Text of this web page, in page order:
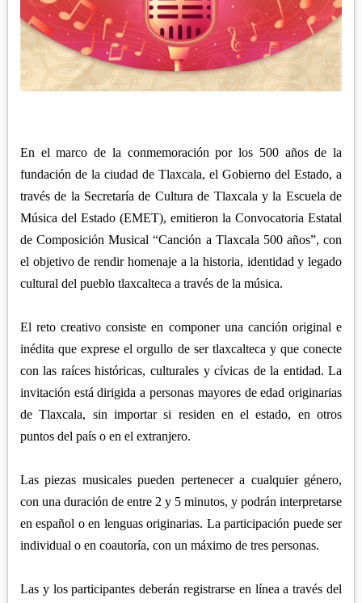
ZITLALTEPEC
TERRENATE
TLAXCO
XALOZTOC
CHIAUTEMPAN
CONTLA
PANOTLA
ZACATELCO
REGIÓN PONIENTE
CALPULALPAN
SANCTÓRUM
En el marco de la conmemoración por los 500 años de la
fundación de la ciudad de Tlaxcala, el Gobierno del Estado, a
través de la Secretaría de Cultura de Tlaxcala y la Escuela de
Música del Estado (EMET), emitieron la Convocatoria Estatal
de Composición Musical “Canción a Tlaxcala 500 años”, con
el objetivo de rendir homenaje a la historia, identidad y legado
cultural del pueblo tlaxcalteca a través de la música.
El reto creativo consiste en componer una canción original e
inédita que exprese el orgullo de ser tlaxcalteca y que conecte
con las raíces históricas, culturales y cívicas de la entidad. La
invitación está dirigida a personas mayores de edad originarias
de Tlaxcala, sin importar si residen en el estado, en otros
puntos del país o en el extranjero.
Las piezas musicales pueden pertenecer a cualquier género,
con una duración de entre 2 y 5 minutos, y podrán interpretarse
en español o en lenguas originarias. La participación puede ser
individual o en coautoría, con un máximo de tres personas.
Las y los participantes deberán registrarse en línea a través del